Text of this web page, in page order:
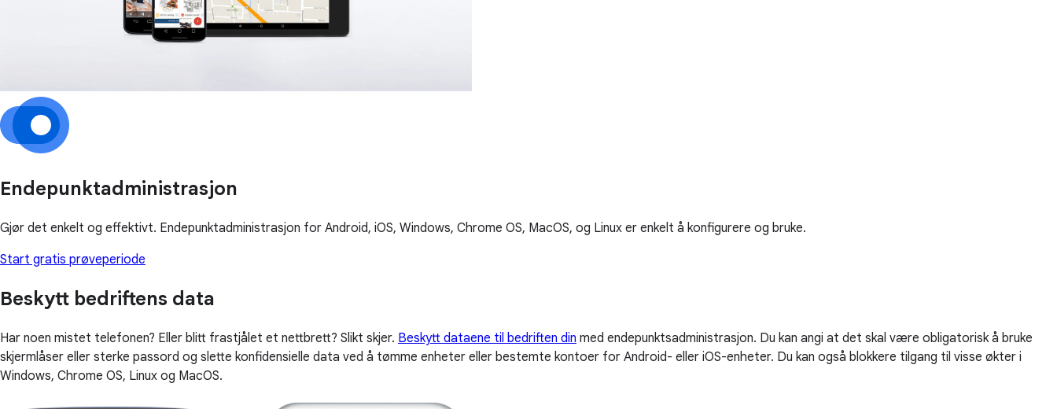
Endepunktadministrasjon
Gjør det enkelt og effektivt. Endepunktadministrasjon for Android, iOS, Windows, Chrome OS, MacOS, og Linux er enkelt å konfigurere og bruke.
Start gratis prøveperiode
Beskytt bedriftens data
Har noen mistet telefonen? Eller blitt frastjålet et nettbrett? Slikt skjer. Beskytt dataene til bedriften din med endepunktsadministrasjon. Du kan angi at det skal være obligatorisk å bruke
skjermlåser eller sterke passord og slette konfidensielle data ved å tømme enheter eller bestemte kontoer for Android- eller iOS-enheter. Du kan også blokkere tilgang til visse økter i
Windows, Chrome OS, Linux og MacOS.